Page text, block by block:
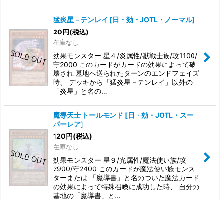
猛炎星－テンレイ [日・効・JOTL・ノーマル]
20円(税込)
在庫なし
効果モンスター 星４/炎属性/獣戦士族/攻1100/
守2000 このカードがカードの効果によって破
壊され 墓地へ送られたターンのエンドフェイズ
時、 デッキから「猛炎星－テンレイ」以外の
「炎星」と名の…
魔導天士 トールモンド [日・効・JOTL・スー
パーレア]
120円(税込)
在庫なし
効果モンスター 星９/光属性/魔法使い族/攻
2900/守2400 このカードが魔法使い族モンス
ターまたは 「魔導書」と名のついた魔法カード
の効果によって特殊召喚に成功した時、 自分の
墓地の「魔導書」と…